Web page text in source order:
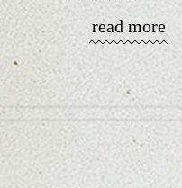
カラーリングとの組み合
わせで質感に変化をつけ
丸みショートでタイトに
演出したスタイルもこれ
からの季節とてもおすす
前髪を軽めに調整し、
ェイスラインのデザイン
ですっきりした印象にな
バックを短めにカットし
read more